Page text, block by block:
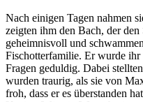
Nach einigen Tagen nahmen
zeigten ihm den Bach, der den
geheimnisvoll und
Fischotterfamilie. Er wurde
Fragen geduldig. Dabei
wurden traurig, als sie von
froh, dass er es überstanden